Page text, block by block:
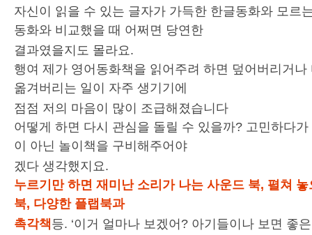
자신이 읽을 수 있는 글자가 가득한 한글동화와 모르
동화와 비교했을 때 어쩌면 당연한
결과였을지도 몰라요.
행여 제가 영어동화책을 읽어주려 하면 덮어버리거
옮겨버리는 일이 자주 생기기에
점점 저의 마음이 많이 조급해졌습니다
어떻게 하면 다시 관심을 돌릴 수 있을까? 고민하다
이 아닌 놀이책을 구비해주어야
겠다 생각했지요.
누르기만 하면 재미난 소리가 나는 사운드 북, 펼쳐
북, 다양한 플랩북과
촉각책등. ‘이거 얼마나 보겠어? 아기들이나 보면 좋